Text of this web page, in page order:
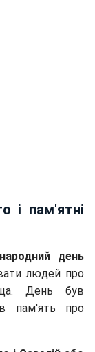
і пам'ятні
день
людей про
День був
пам'ять про